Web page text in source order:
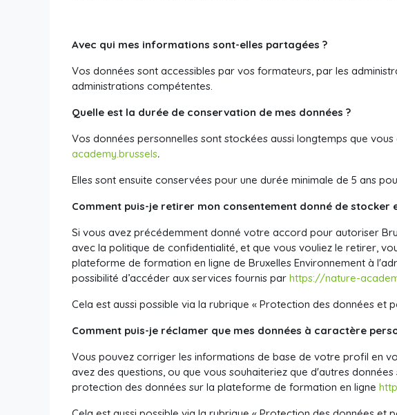
Avec qui mes informations sont-elles partagées ?
Vos données sont accessibles par vos formateurs, par les
administrations compétentes.
Quelle est la durée de conservation de mes données ?
Vos données personnelles sont stockées aussi longtemps que
academy.brussels.
Elles sont ensuite conservées pour une durée minimale de 5 ans
Comment puis-je retirer mon consentement donné de
Si vous avez précédemment donné votre accord pour autoriser
avec la politique de confidentialité, et que vous vouliez le retirer,
plateforme de formation en ligne de Bruxelles Environnement à
possibilité d’accéder aux services fournis par https://nature-
Cela est aussi possible via la rubrique « Protection des données et
Comment puis-je réclamer que mes données à caractère
Vous pouvez corriger les informations de base de votre profil en
avez des questions, ou que vous souhaiteriez que d'autres
protection des données sur la plateforme de formation en ligne